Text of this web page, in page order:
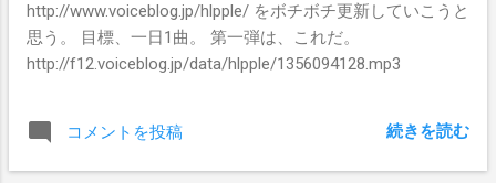
http://www.voiceblog.jp/hlpple/ をボチボチ更新していこうと
思う。 目標、一日1曲。 第一弾は、これだ。
http://f12.voiceblog.jp/data/hlpple/1356094128.mp3
コメントを投稿 続きを読む